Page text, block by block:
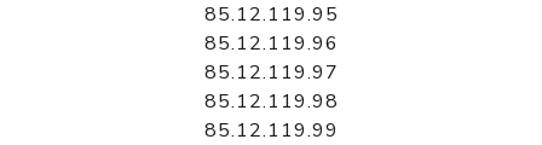
85.12.119.95
85.12.119.96
85.12.119.97
85.12.119.98
85.12.119.99